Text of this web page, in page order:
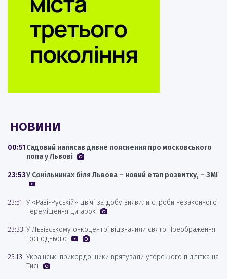
НОВИНИ
00:51 Садовий написав дивне пояснення про московського
попа у Львові
23:53У Сокільниках біля Львова – новий етап розвитку, – ЗМІ
23:51 У «Раві-Руській» двічі за добу виявили спроби незаконного
переміщення цигарок
23:33 У Львівському онкоцентрі відзначили свято Преображення
Господнього
23:13 Українські прикордонники врятували угорського підлітка на
Тисі